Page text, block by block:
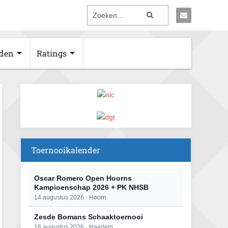
Ratings
Toernooikalender
Oscar Romero Open Hoorns
Kampioenschap 2026 + PK NHSB
14 augustus 2026 · Hoorn
Zesde Bomans Schaaktoernooi